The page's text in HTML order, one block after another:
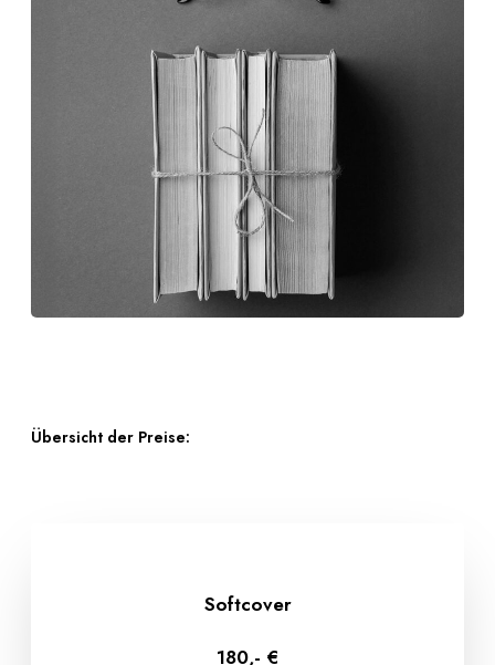
Übersicht der Preise:
Softcover
180,- €